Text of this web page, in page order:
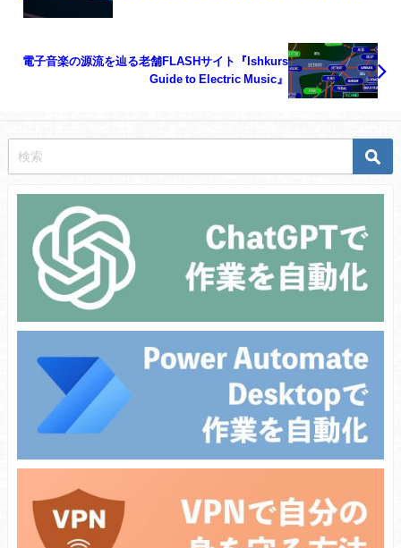
電子音楽の源流を辿る老舗FLASHサイト『Ishkurs
Guide to Electric Music』